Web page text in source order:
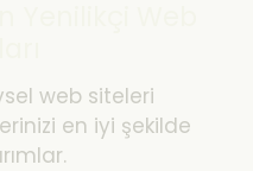
web siteleri
en iyi şekilde